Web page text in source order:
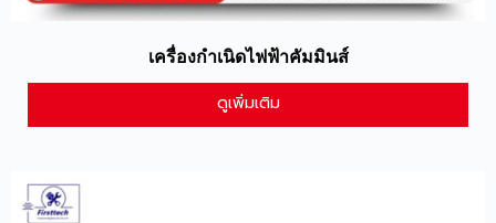
เครื่องกําเนิดไฟฟ้าคัมมินส์
ดูเพิ่มเติม